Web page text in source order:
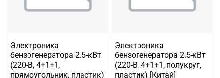
Электроника
бензогенератора 2.5-кВт
(220-B, 4+1+1,
прямоугольник, пластик)
Электроника
бензогенератора 2.5-кВт
(220-B, 4+1+1, полукруг,
пластик) [Китай]